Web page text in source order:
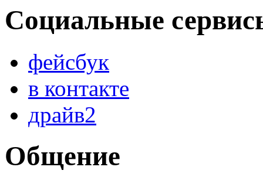
Социальные
фейсбук
в контакте
драйв2
Общение